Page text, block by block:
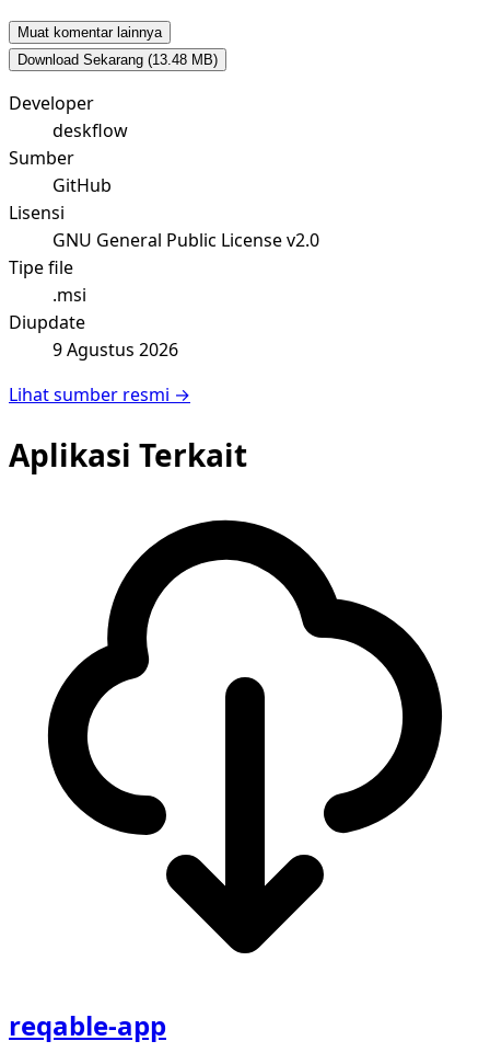
Muat komentar lainnya
Download Sekarang (13.48 MB)
Developer
deskflow
Sumber
GitHub
Lisensi
GNU General Public License v2.0
Tipe file
.msi
Diupdate
9 Agustus 2026
Lihat sumber resmi →
Aplikasi Terkait
reqable-app